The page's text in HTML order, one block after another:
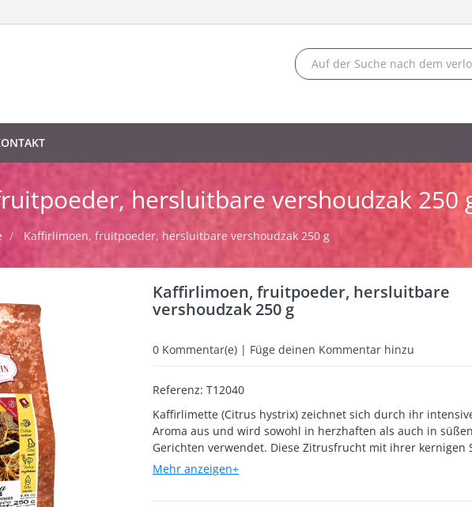
hersluitbare vershoudzak 250
Kaffirlimoen, fruitpoeder, hersluitbare vershoudzak 250 g
Kaffirlimoen, fruitpoeder, hersluitbare
vershoudzak 250 g
0 Kommentar(e) | Füge deinen Kommentar hinzu
Referenz: T12040
Kaffirlimette (Citrus hystrix) zeichnet sich durch ihr
Aroma aus und wird sowohl in herzhaften als auch in süßen
Gerichten verwendet. Diese Zitrusfrucht mit ihrer kernigen
und ihrem betörenden Aroma wird wegen ihrer Früchte und
angebaut, die Gerichten eine besondere Zitronennote
Mehr anzeigen+